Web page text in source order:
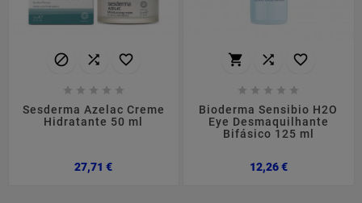
  
    
Sesderma Azelac Creme
Hidratante 50 ml
27,71 €Preço
  
    
Bioderma Sensibio H2O
Eye Desmaquilhante
Bifásico 125 ml
12,26 €Preço